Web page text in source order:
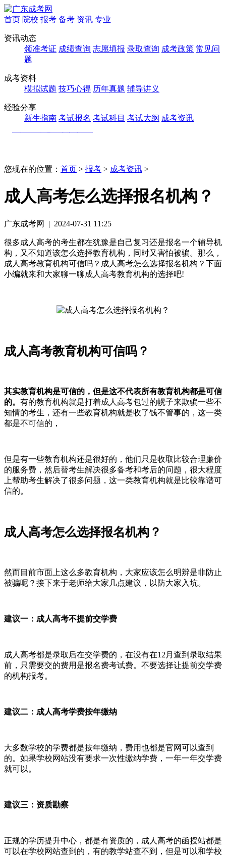
首页 院校 报考 备考 资讯 专业
资讯动态
领准考证 成绩查询 志愿填报 录取查询 成考政策 常见问
题
成考资料
模拟试题 技巧心得 历年真题 辅导讲义
经验分享
新生指南 考试报名 考试科目 考试大纲 成考资讯
您现在的位置： 首页 > 报考 > 成考资讯 >
成人高考怎么选择报名机构？
广东成考网 | 2024-07-31 11:25
很多成人高考的考生都在犹豫是自己复习还是报名一个辅导机
构，又不知道该怎么选择教育机构，同时又害怕被骗。那么，
成人高考教育机构可信吗？成人高考怎么选择报名机构？下面
小编就来和大家聊一聊成人高考教育机构的选择吧!
成人高考教育机构可信吗？
其实教育机构是可信的，但是这不代表所有教育机构都是可信
的。 有的教育机构就是打着成人高考包过的幌子来欺骗一些不
知情的考生，还有一些教育机构就是收了钱不管事的，这一类
都是不可信的，
但是有一些教育机构还是很好的，他们只是收取比较合理廉价
的服务费，然后替考生解决很多备考和考后的问题，很大程度
上帮助考生解决了很多问题，这一类教育机构就是比较靠谱可
信的。
成人高考怎么选择报名机构？
然而目前市面上这么多教育机构，大家应该怎么明辨是非防止
被骗呢？接下来于老师给大家几点建议，以防大家入坑。
建议一：成人高考不提前交学费
成人高考都是录取后在交学费的，在没有在12月查到录取结果
前，只需要交的费用是报名费考试费。不要选择让提前交学费
的机构报考。
建议二：成人高考学费按年缴纳
大多数学校的学费都是按年缴纳，费用也都是官网可以查到
的。如果学校网站没有要求一次性缴纳学费，一年一年交学费
就可以。
建议三：资质勘察
正规的学历提升中心，都是有资质的，成人高考的函授站都是
可以在学校网站查到的，有的教学站查不到，但是可以和学校